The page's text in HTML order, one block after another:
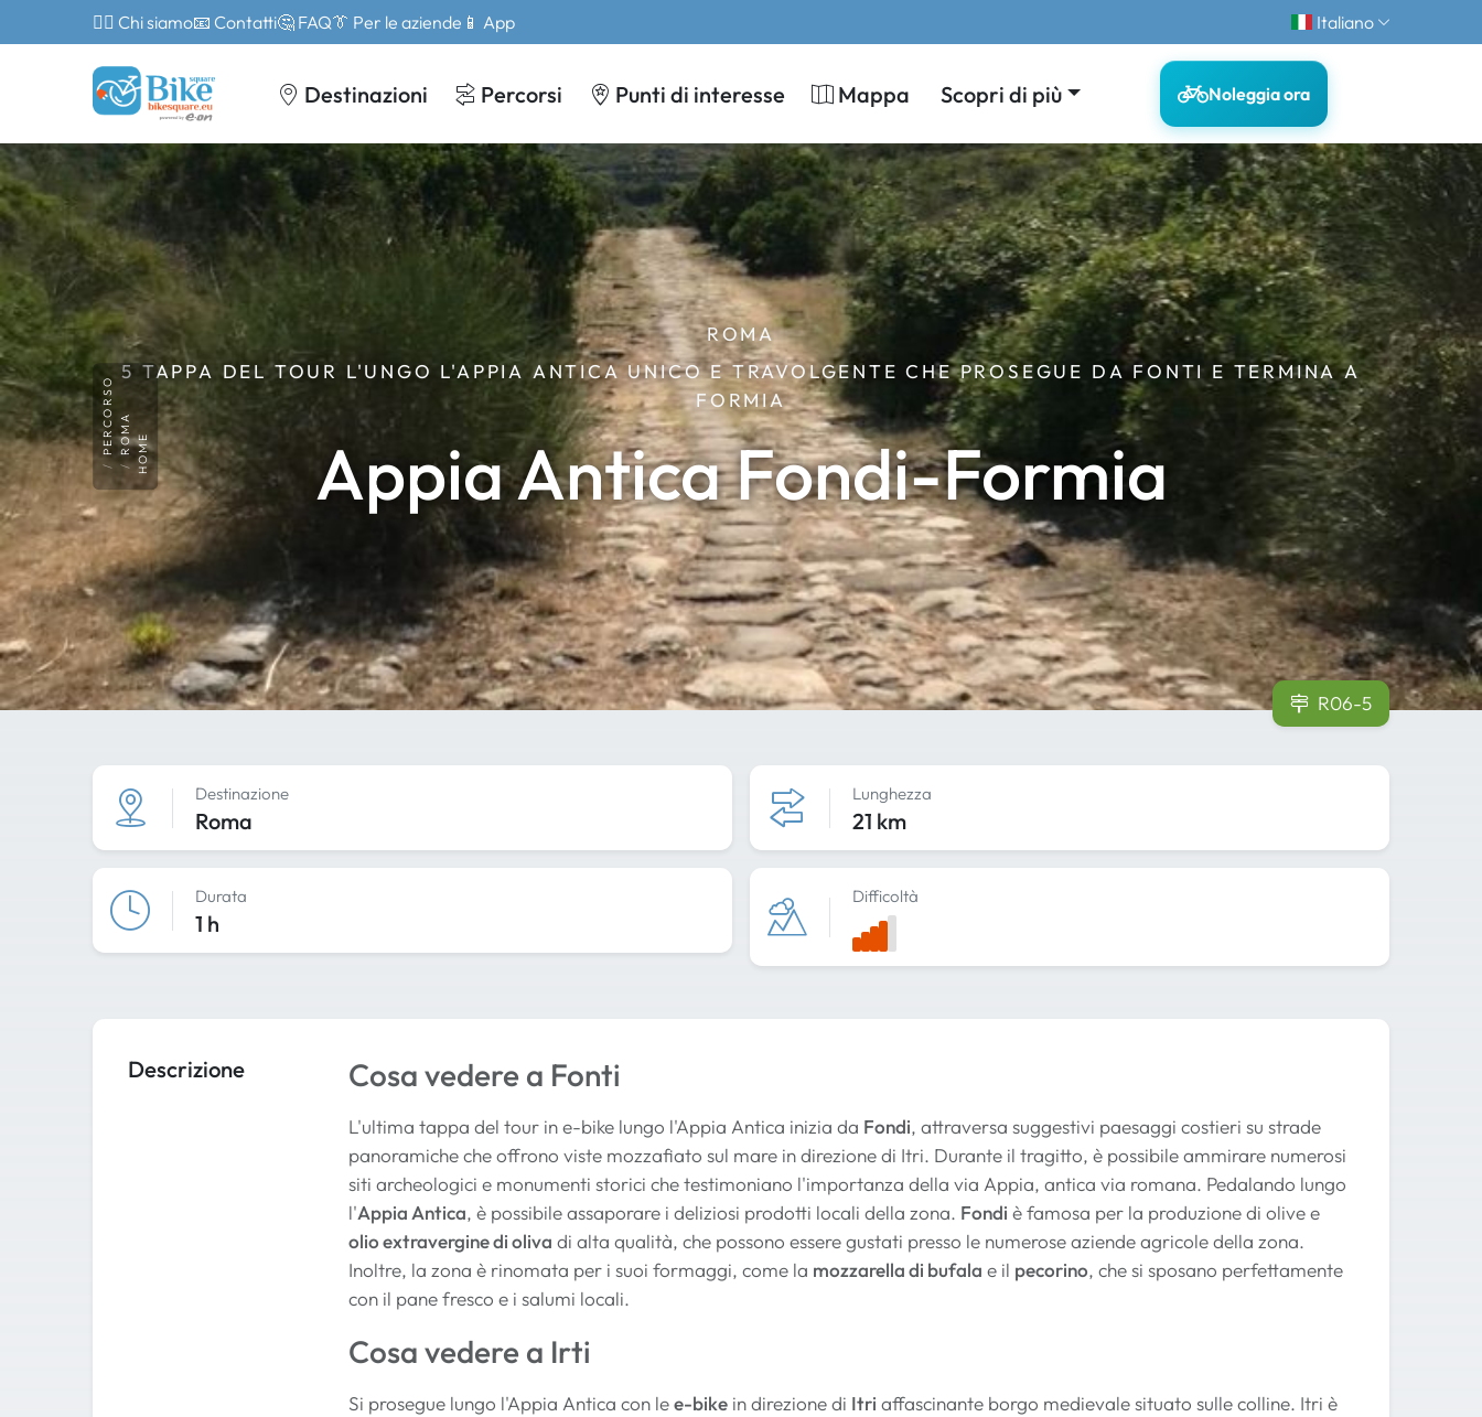
🙎‍♂️ Chi siamo📧 Contatti🤔 FAQ👔 Per le aziende 📱 App Italiano
Destinazioni Percorsi Punti di interesse Mappa Scopri di più Noleggia ora
ROMA
5 TAPPA DEL TOUR L'UNGO L'APPIA ANTICA UNICO E TRAVOLGENTE CHE PROSEGUE DA FONTI E TERMINA A
FORMIA
Appia Antica Fondi-Formia
HOME
ROMA
PERCORSO
R06-5
Destinazione
Roma
Lunghezza
21 km
Durata
1 h
Difficoltà
Descrizione Cosa vedere a Fonti
L'ultima tappa del tour in e-bike lungo l'Appia Antica inizia da Fondi, attraversa suggestivi paesaggi costieri su strade
panoramiche che offrono viste mozzafiato sul mare in direzione di Itri. Durante il tragitto, è possibile ammirare numerosi
siti archeologici e monumenti storici che testimoniano l'importanza della via Appia, antica via romana. Pedalando lungo
l'Appia Antica, è possibile assaporare i deliziosi prodotti locali della zona. Fondi è famosa per la produzione di olive e
olio extravergine di oliva di alta qualità, che possono essere gustati presso le numerose aziende agricole della zona.
Inoltre, la zona è rinomata per i suoi formaggi, come la mozzarella di bufala e il pecorino, che si sposano perfettamente
con il pane fresco e i salumi locali.
Cosa vedere a Irti
Si prosegue lungo l'Appia Antica con lee-bike in direzione di Itri affascinante borgo medievale situato sulle colline. Itri è